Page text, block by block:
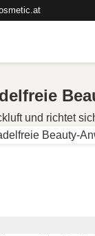
und richtet
Beauty-